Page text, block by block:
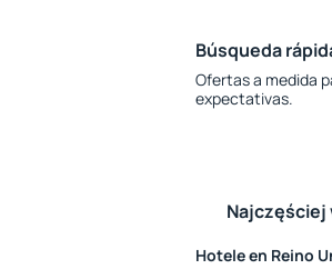
Búsqueda
Ofertas a medida
expectativas.
Hotele en Reino